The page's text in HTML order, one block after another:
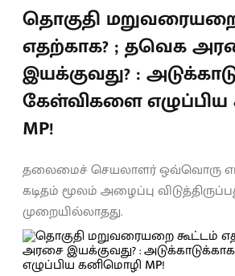
தொகுதி
எதற்காக? ; தவெக
இயக்குவது? :
கேள்விகளை
MP!
தலைமைச் செயலாளர் ஒவ்வொரு
கடிதம் மூலம் அழைப்பு
முறையில்லாதது.